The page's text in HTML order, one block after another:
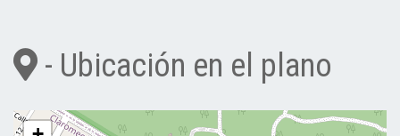
- Ubicación en el plano